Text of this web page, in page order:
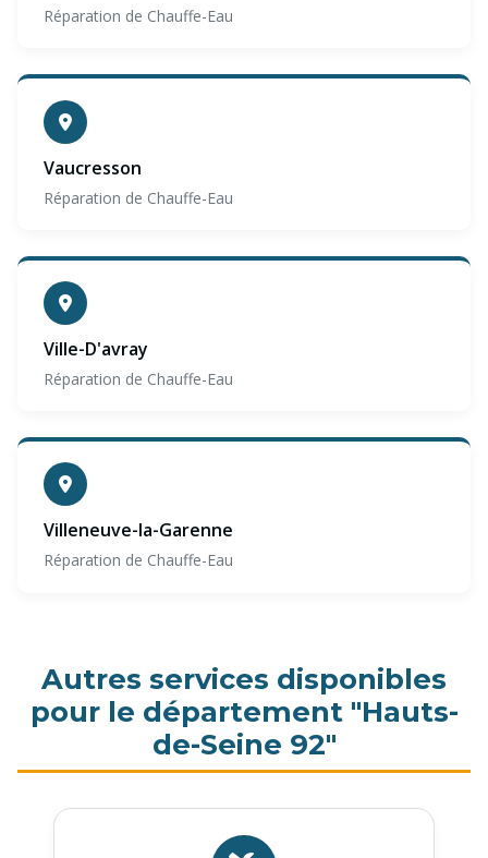
Réparation de Chauffe-Eau
Vaucresson
Réparation de Chauffe-Eau
Ville-D'avray
Réparation de Chauffe-Eau
Villeneuve-la-Garenne
Réparation de Chauffe-Eau
Autres services disponibles
pour le département "Hauts-
de-Seine 92"